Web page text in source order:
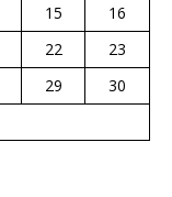
15
16
22
23
29
30